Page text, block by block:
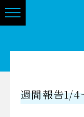
週間報告1/4